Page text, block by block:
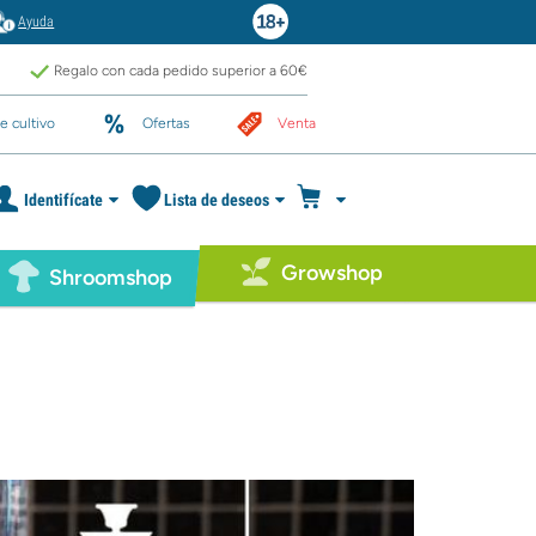
Ayuda
Regalo con cada pedido superior a 60€
cultivo Ofertas Venta
Identifícate Lista de deseos
Shroomshop Growshop